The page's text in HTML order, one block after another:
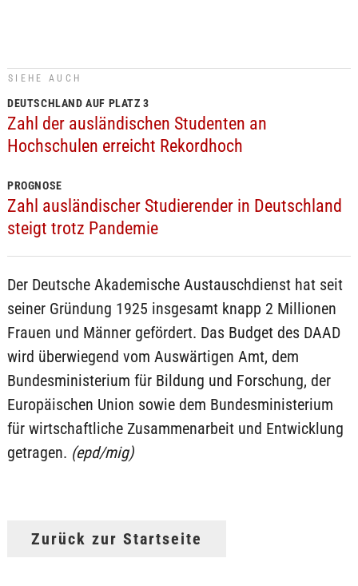
SIEHE AUCH
DEUTSCHLAND AUF PLATZ 3
Zahl der ausländischen Studenten an
Hochschulen erreicht Rekordhoch
PROGNOSE
Zahl ausländischer Studierender in Deutschland
steigt trotz Pandemie
Der Deutsche Akademische Austauschdienst hat seit
seiner Gründung 1925 insgesamt knapp 2 Millionen
Frauen und Männer gefördert. Das Budget des DAAD
wird überwiegend vom Auswärtigen Amt, dem
Bundesministerium für Bildung und Forschung, der
Europäischen Union sowie dem Bundesministerium
für wirtschaftliche Zusammenarbeit und Entwicklung
getragen. (epd/mig)
Zurück zur Startseite